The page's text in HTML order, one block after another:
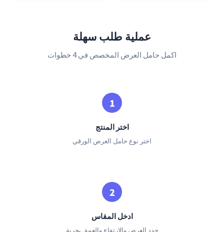
عملية طلب سهلة
اكمل حامل العرض المخصص في 4 خطوات
اختر المنتج
اختر نوع حامل العرض الورقي
ادخل المقاس
حدد العرض والارتفاع والعمق بحرية